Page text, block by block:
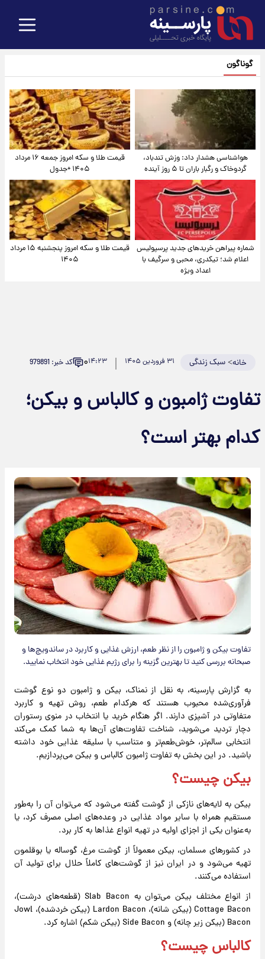
گوناگون
هواشناسی هشدار داد: وزش تندباد،
گردوخاک و رگبار باران تا ۵ روز آینده
قیمت طلا و سکه امروز جمعه ۱۶ مرداد
۱۴۰۵ +جدول
شماره پیراهن خریدهای جدید پرسپولیس
اعلام شد؛ تیکدری، محبی و سرگیف با
اعداد ویژه
قیمت طلا و سکه امروز پنجشنبه ۱۵ مرداد
۱۴۰۵
خانه>سبک زندگی ۳۱ فروردین ۱۴۰۵ ۱۴:۲۳۰ کد خبر: 979891
تفاوت ژامبون و کالباس و بیکن؛
کدام بهتر است؟
تفاوت بیکن و ژامبون را از نظر طعم، ارزش غذایی و کاربرد در ساندویچ‌ها و
صبحانه بررسی کنید تا بهترین گزینه را برای رژیم غذایی خود انتخاب نمایید.
به گزارش پارسینه، به نقل از نمناک، بیکن و ژامبون دو نوع گوشت
فرآوری‌شده محبوب هستند که هرکدام طعم، روش تهیه و کاربرد
متفاوتی در آشپزی دارند. اگر هنگام خرید یا انتخاب در منوی رستوران
دچار تردید می‌شوید، شناخت تفاوت‌های آن‌ها به شما کمک می‌کند
انتخابی سالم‌تر، خوش‌طعم‌تر و متناسب با سلیقه غذایی خود داشته
باشید. در این بخش به تفاوت ژامبون کالباس و بیکن می‌پردازیم.
بیکن چیست؟
بیکن به لایه‌های نازکی از گوشت گفته می‌شود که می‌توان آن را به‌طور
مستقیم همراه با سایر مواد غذایی در وعده‌های اصلی مصرف کرد، یا
به‌عنوان یکی از اجزای اولیه در تهیه انواع غذاها به کار برد.
در کشورهای مسلمان، بیکن معمولاً از گوشت مرغ، گوساله یا بوقلمون
تهیه می‌شود و در ایران نیز از گوشت‌های کاملاً حلال برای تولید آن
استفاده می‌کنند.
از انواع مختلف بیکن می‌توان به Slab Bacon (قطعه‌های درشت)،
Cottage Bacon (بیکن شانه)، Lardon Bacon (بیکن خردشده)، Jowl
Bacon (بیکن زیر چانه) و Side Bacon (بیکن شکم) اشاره کرد.
کالباس چیست؟